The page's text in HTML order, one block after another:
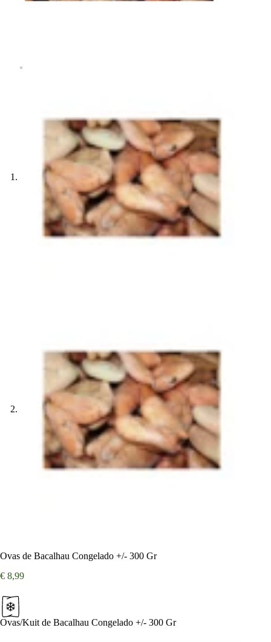
Ovas de Bacalhau Congelado +/- 300 Gr
€ 8,99
Ovas/Kuit de Bacalhau Congelado +/- 300 Gr